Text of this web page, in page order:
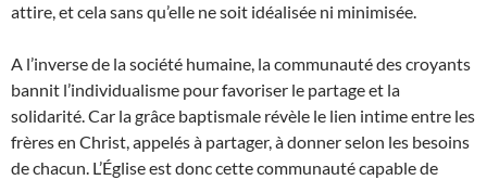
attire, et cela sans qu’elle ne soit idéalisée ni minimisée.
A l’inverse de la société humaine, la communauté des croyants
bannit l’individualisme pour favoriser le partage et la
solidarité. Car la grâce baptismale révèle le lien intime entre les
frères en Christ, appelés à partager, à donner selon les besoins
de chacun. L’Église est donc cette communauté capable de